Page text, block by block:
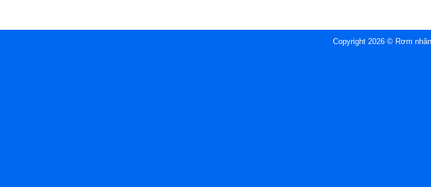
Copyright 2026 © Rơm